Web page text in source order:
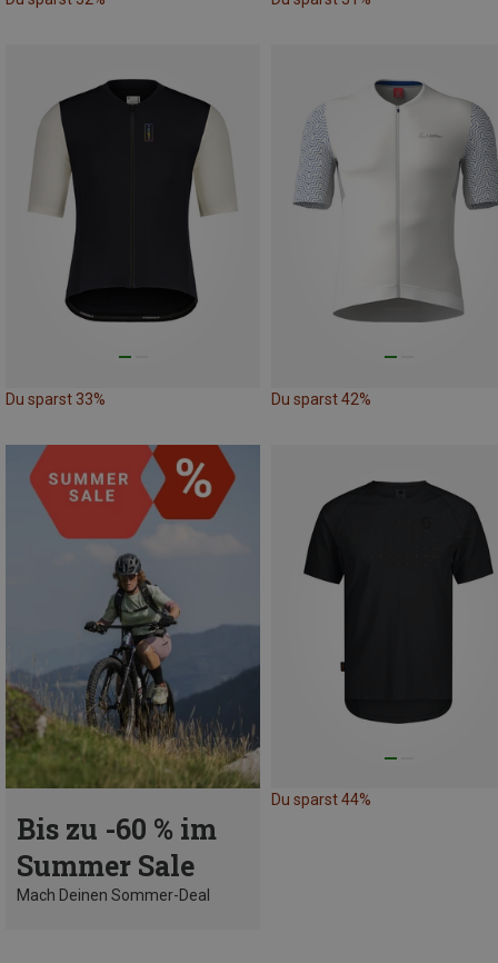
Du sparst 33% Du sparst 42%
Bis zu -60 % im
Summer Sale
Mach Deinen Sommer-Deal
Du sparst 44%